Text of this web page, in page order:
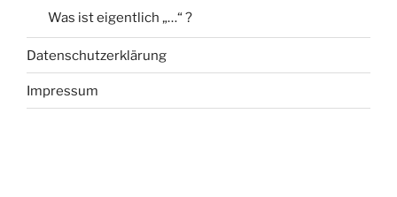
Was ist eigentlich „…“ ?
Datenschutzerklärung
Impressum